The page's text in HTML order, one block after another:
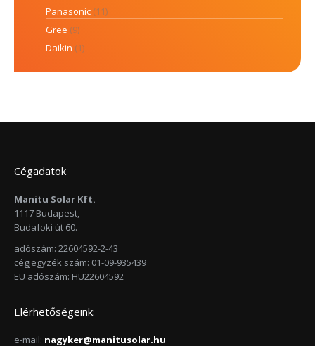
Panasonic (11)
Gree (9)
Daikin (1)
Cégadatok
Manitu Solar Kft.
1117 Budapest,
Budafoki út 60.
adószám: 22604592-2-43
cégjegyzék szám: 01-09-935439
EU adószám: HU22604592
Elérhetőségeink:
e-mail: nagyker@manitusolar.hu